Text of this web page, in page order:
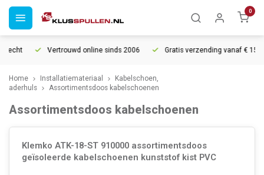
0
Vertrouwd online sinds 2006 Gratis verzending vanaf € 150
Home Installatiemateriaal
Kabelschoen,
aderhuls
Assortimentsdoos kabelschoenen
Assortimentsdoos kabelschoenen
Klemko ATK-18-ST 910000 assortimentsdoos
geïsoleerde kabelschoenen kunststof kist PVC